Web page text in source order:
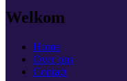
Welkom
Home
Over ons
Contact